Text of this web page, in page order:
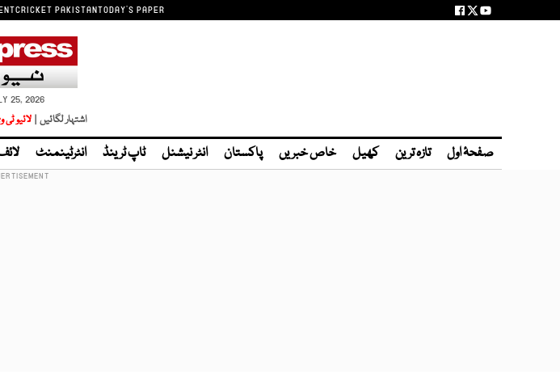
CRICKET PAKISTANTODAY'S PAPER
25, 2026
اشتہار لگائیں | لائیو ٹی
صفحۂ اول تازہ ترین کھیل خاص خبریں پاکستان انٹر نیشنل ٹاپ ٹرینڈ انٹرٹینمنٹ